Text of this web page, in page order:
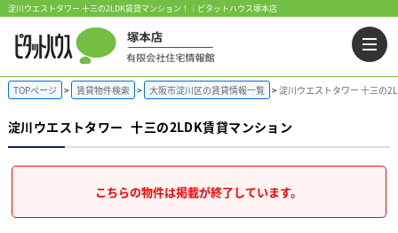
淀川ウエストタワー 十三の2LDK賃貸マンション！｜ピタットハウス塚本店
TOPページ 賃貸物件検索 大阪市淀川区の賃貸情報一覧 淀川ウエストタワー 十三の
淀川ウエストタワー 十三の2LDK賃貸マンション
こちらの物件は掲載が終了しています。